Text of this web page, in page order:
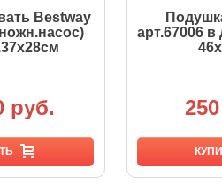
Bestway
руб.
арт.67006